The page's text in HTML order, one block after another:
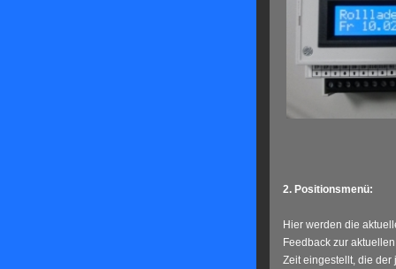
2. Positionsmenü:
Hier werden die
Feedback zur
Zeit eingestellt, die